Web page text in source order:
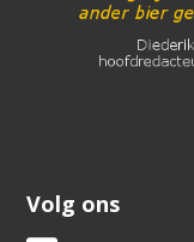
Volg ons